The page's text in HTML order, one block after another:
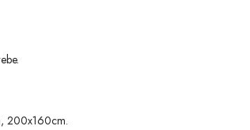
200x160cm.